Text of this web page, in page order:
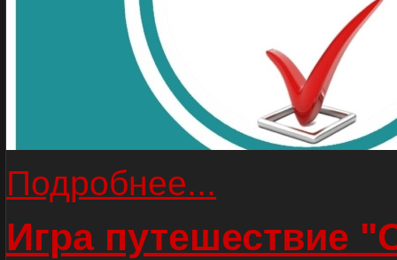
Подробнее...
Игра путешествие